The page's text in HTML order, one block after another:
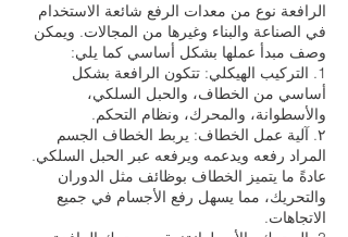
الرافعة نوع من معدات الرفع شائعة الاستخدام
في الصناعة والبناء وغيرها من المجالات. ويمكن
وصف مبدأ عملها بشكل أساسي كما يلي:
1. التركيب الهيكلي: تتكون الرافعة بشكل
أساسي من الخطاف، والحبل السلكي،
والأسطوانة، والمحرك، ونظام التحكم.
٢. آلية عمل الخطاف: يربط الخطاف الجسم
المراد رفعه ويدعمه ويرفعه عبر الحبل السلكي.
عادةً ما يتميز الخطاف بوظائف مثل الدوران
والتحريك، مما يسهل رفع الأجسام في جميع
الاتجاهات.